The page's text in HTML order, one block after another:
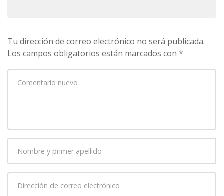
Tu dirección de correo electrónico no será publicada.
Los campos obligatorios están marcados con *
comentario*
primer